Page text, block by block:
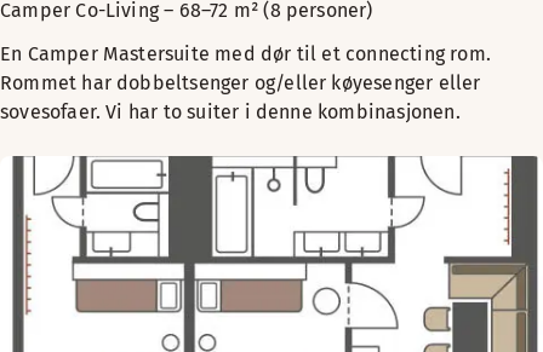
Camper Co-Living – 68–72 m² (8 personer)
En Camper Mastersuite med dør til et connecting rom.
Rommet har dobbeltsenger og/eller køyesenger eller
sovesofaer. Vi har to suiter i denne kombinasjonen.